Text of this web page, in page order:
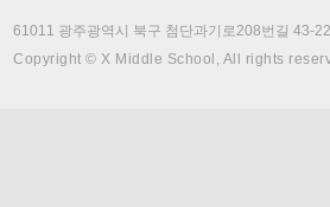
61011 광주광역시 북구 첨단과기로208번길 43-
Copyright © X Middle School, All rights